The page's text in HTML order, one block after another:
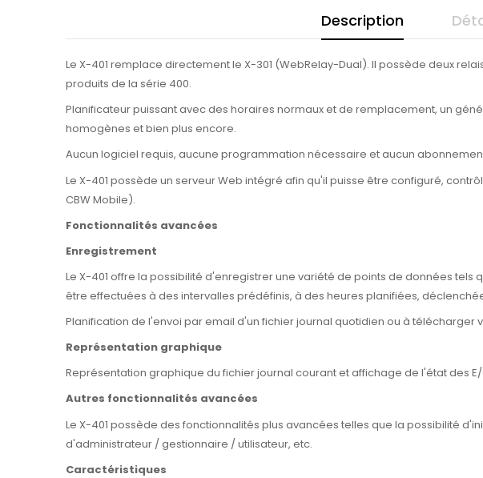
Description
Le X-401 remplace directement le X-301 (WebRelay-Dual). Il possède deux
produits de la série 400.
Planificateur puissant avec des horaires normaux et de remplacement, un
homogènes et bien plus encore.
Aucun logiciel requis, aucune programmation nécessaire et aucun
Le X-401 possède un serveur Web intégré afin qu'il puisse être configuré,
CBW Mobile).
Fonctionnalités avancées
Enregistrement
Le X-401 offre la possibilité d'enregistrer une variété de points de données
être effectuées à des intervalles prédéfinis, à des heures planifiées,
Planification de l'envoi par email d'un fichier journal quotidien ou à télécharger
Représentation graphique
Représentation graphique du fichier journal courant et affichage de l'état des E/
Autres fonctionnalités avancées
Le X-401 possède des fonctionnalités plus avancées telles que la possibilité
d'administrateur / gestionnaire / utilisateur, etc.
Caractéristiques